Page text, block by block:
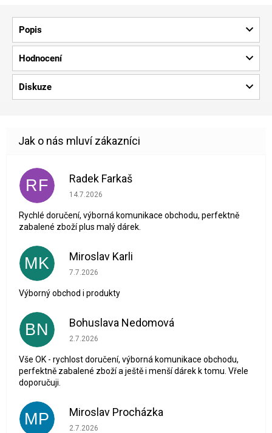
Popis
Hodnocení
Diskuze
RF Radek Farkaš
Hodnocení obchodu je 5 z 5 hvězdiček.
14.7.2026
Rychlé doručení, výborná komunikace obchodu, perfektně
zabalené zboží plus malý dárek.
MK Miroslav Karli
Hodnocení obchodu je 5 z 5 hvězdiček.
7.7.2026
Výborný obchod i produkty
BN Bohuslava Nedomová
Hodnocení obchodu je 5 z 5 hvězdiček.
2.7.2026
Vše OK - rychlost doručení, výborná komunikace obchodu,
perfektně zabalené zboží a ještě i menší dárek k tomu. Vřele
doporučuji.
MP Miroslav Procházka
Hodnocení obchodu je 1 z 5 hvězdiček.
2.7.2026